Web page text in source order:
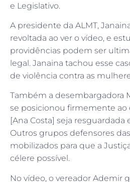
e Legislativo.
A presidente da ALMT,
revoltada ao ver o vídeo, e
providências podem ser
legal. Janaina tachou esse
de violência contra as
Também a desembargadora
se posicionou firmemente ao
[Ana Costa] seja resguardada
Outros grupos defensores
mobilizados para que a
célere possível.
No vídeo, o vereador Ademir